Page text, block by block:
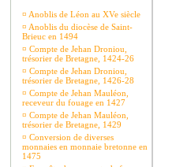
¤ Anoblis de Léon au XVe siècle
¤ Anoblis du diocèse de Saint-
Brieuc en 1494
¤ Compte de Jehan Droniou,
trésorier de Bretagne, 1424-26
¤ Compte de Jehan Droniou,
trésorier de Bretagne, 1426-28
¤ Compte de Jehan Mauléon,
receveur du fouage en 1427
¤ Compte de Jehan Mauléon,
trésorier de Bretagne, 1429
¤ Conversion de diverses
monnaies en monnaie bretonne en
1475